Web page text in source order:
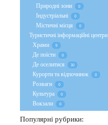
Природні зони 0
Індустріальні 0
Містичні місця 0
Туристичні інформаційні центри
Храми 9
Де поїсти 0
Де оселитися 30
Курорти та відпочинок 0
Розваги 0
Культура 0
Вокзали 0
Популярні рубрики: